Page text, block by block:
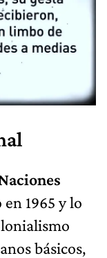
1965 y lo
básicos,